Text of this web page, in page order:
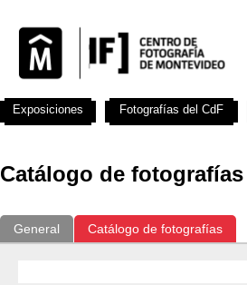
Catálogo de fotografías
General Catálogo de fotografías
Exposiciones Fotografías del CdF